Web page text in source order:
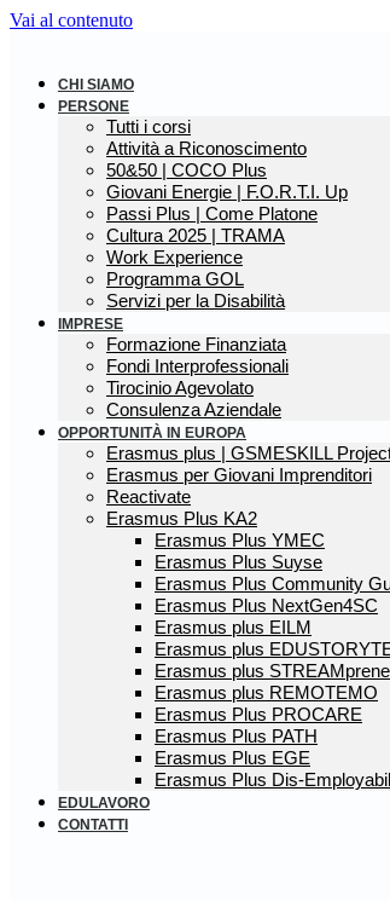
Vai al contenuto
CHI SIAMO
PERSONE
Tutti i corsi
Attività a Riconoscimento
50&50 | COCO Plus
Giovani Energie | F.O.R.T.I. Up
Passi Plus | Come Platone
Cultura 2025 | TRAMA
Work Experience
Programma GOL
Servizi per la Disabilità
IMPRESE
Formazione Finanziata
Fondi Interprofessionali
Tirocinio Agevolato
Consulenza Aziendale
OPPORTUNITÀ IN EUROPA
Erasmus plus | GSMESKILL
Erasmus per Giovani Imprenditori
Reactivate
Erasmus Plus KA2
Erasmus Plus YMEC
Erasmus Plus Suyse
Erasmus Plus Community
Erasmus Plus NextGen4SC
Erasmus plus EILM
Erasmus plus
Erasmus plus
Erasmus plus REMOTEMO
Erasmus Plus PROCARE
Erasmus Plus PATH
Erasmus Plus EGE
Erasmus Plus Dis-
EDULAVORO
CONTATTI